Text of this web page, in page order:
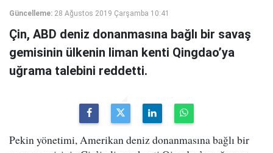
Güncelleme: 28 Ağustos 2019 Çarşamba 10:41
Çin, ABD deniz donanmasına bağlı bir savaş
gemisinin ülkenin liman kenti Qingdao’ya
uğrama talebini reddetti.
Pekin yönetimi, Amerikan deniz donanmasına bağlı bir